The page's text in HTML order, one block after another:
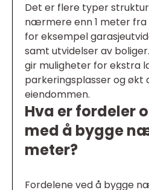
Det er flere typer
nærmere enn 1 meter fra
for eksempel
samt utvidelser av
gir muligheter for ekstra
parkeringsplasser og økt
eiendommen.
Hva er fordeler
med å bygge
meter?
Fordelene ved å bygge